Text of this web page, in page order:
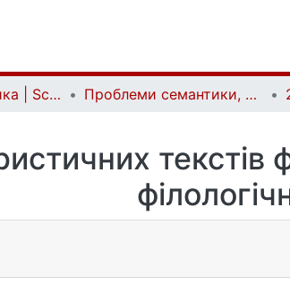
Наукова періодика | Scientific periodicals Проблеми семантики, прагматики та когнітивної лінгвістики | Problems of semantics, pragmatics and cognitive linguistics